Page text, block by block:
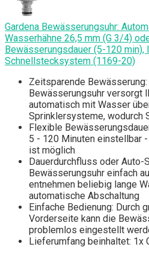
Gardena Bewässerungsuhr:
Wasserhähne 26,5 mm (G 3/4)
Bewässerungsdauer (5-120
Schnellstecksystem (1169-20)
Zeitsparende Bewässerung:
Bewässerungsuhr versorgt
automatisch mit Wasser
Sprinklersysteme, wodurch
Flexible
5 - 120 Minuten einstellbar
ist möglich
Dauerdurchfluss oder Auto-
Bewässerungsuhr einfach
entnehmen beliebig lange
automatische Abschaltung
Einfache Bedienung: Durch
Vorderseite kann die
problemlos eingestellt
Lieferumfang beinhaltet: 1x